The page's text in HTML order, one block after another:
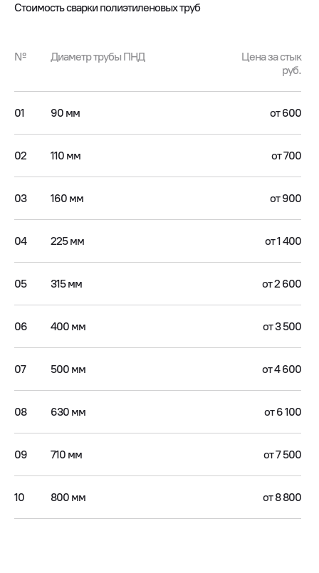
Стоимость сварки полиэтиленовых труб
№ Диаметр трубы ПНД
Цена за стык
руб.
01 90 мм от 600
02 110 мм от 700
03 160 мм от 900
04 225 мм от 1 400
05 315 мм от 2 600
06 400 мм от 3 500
07 500 мм от 4 600
08 630 мм от 6 100
09 710 мм от 7 500
10 800 мм от 8 800